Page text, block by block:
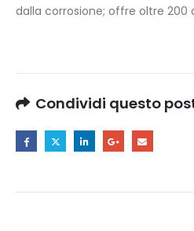
dalla corrosione; offre oltre 200
Condividi questo